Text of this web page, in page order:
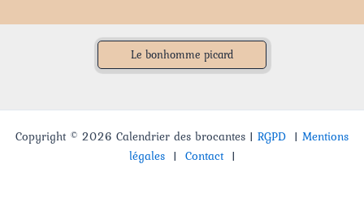
Le bonhomme picard
Copyright © 2026 Calendrier des brocantes | RGPD | Mentions
légales| Contact|